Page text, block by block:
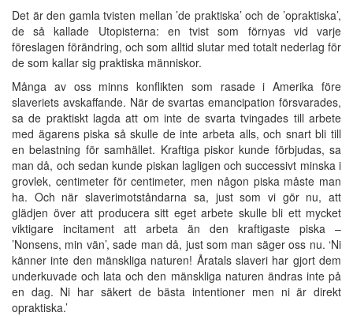
Det är den gamla tvisten mellan ’de praktiska’ och de ’opraktiska’,
de så kallade Utopisterna: en tvist som förnyas vid varje
föreslagen förändring, och som alltid slutar med totalt nederlag för
de som kallar sig praktiska människor.
Många av oss minns konflikten som rasade i Amerika före
slaveriets avskaffande. När de svartas emancipation försvarades,
sa de praktiskt lagda att om inte de svarta tvingades till arbete
med ägarens piska så skulle de inte arbeta alls, och snart bli till
en belastning för samhället. Kraftiga piskor kunde förbjudas, sa
man då, och sedan kunde piskan lagligen och successivt minska i
grovlek, centimeter för centimeter, men någon piska måste man
ha. Och när slaverimotståndarna sa, just som vi gör nu, att
glädjen över att producera sitt eget arbete skulle bli ett mycket
viktigare incitament att arbeta än den kraftigaste piska –
’Nonsens, min vän’, sade man då, just som man säger oss nu. ‘Ni
känner inte den mänskliga naturen! Åratals slaveri har gjort dem
underkuvade och lata och den mänskliga naturen ändras inte på
en dag. Ni har säkert de bästa intentioner men ni är direkt
opraktiska.’